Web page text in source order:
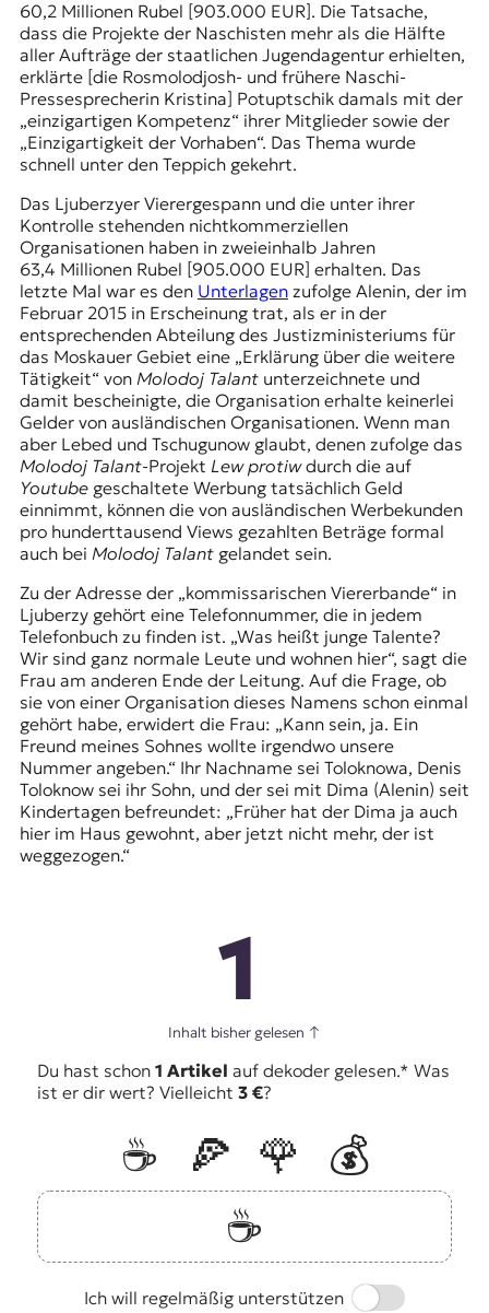
60,2 Millionen Rubel [903.000 EUR]. Die Tatsache,
dass die Projekte der Naschisten mehr als die Hälfte
aller Aufträge der staatlichen Jugendagentur erhielten,
erklärte [die Rosmolodjosh- und frühere Naschi-
Pressesprecherin Kristina] Potuptschik damals mit der
„einzigartigen Kompetenz“ ihrer Mitglieder sowie der
„Einzigartigkeit der Vorhaben“. Das Thema wurde
schnell unter den Teppich gekehrt.
Das Ljuberzyer Vierergespann und die unter ihrer
Kontrolle stehenden nichtkommerziellen
Organisationen haben in zweieinhalb Jahren
63,4 Millionen Rubel [905.000 EUR] erhalten. Das
letzte Mal war es den Unterlagenzufolge Alenin, der im
Februar 2015 in Erscheinung trat, als er in der
entsprechenden Abteilung des Justizministeriums für
das Moskauer Gebiet eine „Erklärung über die weitere
Tätigkeit“ von Molodoj Talant unterzeichnete und
damit bescheinigte, die Organisation erhalte keinerlei
Gelder von ausländischen Organisationen. Wenn man
aber Lebed und Tschugunow glaubt, denen zufolge das
Molodoj Talant-Projekt Lew protiwdurch die auf
Youtubegeschaltete Werbung tatsächlich Geld
einnimmt, können die von ausländischen Werbekunden
pro hunderttausend Views gezahlten Beträge formal
auch bei Molodoj Talantgelandet sein.
Zu der Adresse der „kommissarischen Viererbande“ in
Ljuberzy gehört eine Telefonnummer, die in jedem
Telefonbuch zu finden ist. „Was heißt junge Talente?
Wir sind ganz normale Leute und wohnen hier“, sagt die
Frau am anderen Ende der Leitung. Auf die Frage, ob
sie von einer Organisation dieses Namens schon einmal
gehört habe, erwidert die Frau: „Kann sein, ja. Ein
Freund meines Sohnes wollte irgendwo unsere
Nummer angeben.“ Ihr Nachname sei Toloknowa, Denis
Toloknow sei ihr Sohn, und der sei mit Dima (Alenin) seit
Kindertagen befreundet: „Früher hat der Dima ja auch
hier im Haus gewohnt, aber jetzt nicht mehr, der ist
weggezogen.“
1
Inhalt bisher gelesen ↑
Du hast schon 1 Artikel auf dekoder gelesen.* Was
ist er dir wert? Vielleicht 3 €?
☕️ 🍕 🌹
💰
☕️
Ich will regelmäßig unterstützen
Switch